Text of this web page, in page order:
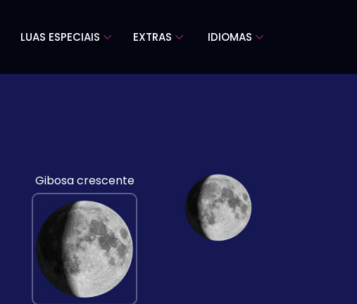
LUAS ESPECIAIS EXTRAS IDIOMAS
Gibosa crescente